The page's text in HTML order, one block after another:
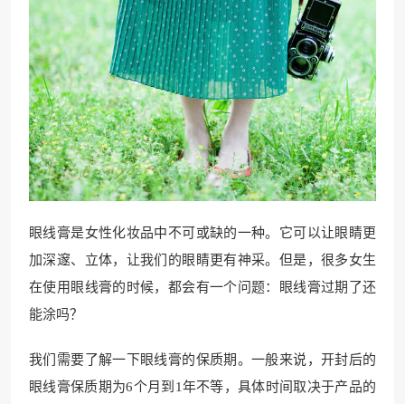
眼线膏是女性化妆品中不可或缺的一种。它可以让眼睛更
加深邃、立体，让我们的眼睛更有神采。但是，很多女生
在使用眼线膏的时候，都会有一个问题：眼线膏过期了还
能涂吗？
我们需要了解一下眼线膏的保质期。一般来说，开封后的
眼线膏保质期为6个月到1年不等，具体时间取决于产品的